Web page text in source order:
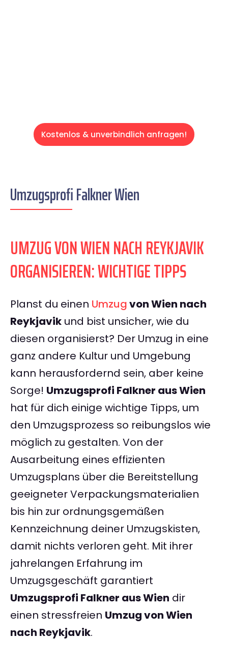
Kostenlos & unverbindlich anfragen!
Umzugsprofi Falkner Wien
UMZUG VON WIEN NACH REYKJAVIK
ORGANISIEREN: WICHTIGE TIPPS
Planst du einen Umzugvon Wien nach
Reykjavik und bist unsicher, wie du
diesen organisierst? Der Umzug in eine
ganz andere Kultur und Umgebung
kann herausfordernd sein, aber keine
Sorge! Umzugsprofi Falkner aus Wien
hat für dich einige wichtige Tipps, um
den Umzugsprozess so reibungslos wie
möglich zu gestalten. Von der
Ausarbeitung eines effizienten
Umzugsplans über die Bereitstellung
geeigneter Verpackungsmaterialien
bis hin zur ordnungsgemäßen
Kennzeichnung deiner Umzugskisten,
damit nichts verloren geht. Mit ihrer
jahrelangen Erfahrung im
Umzugsgeschäft garantiert
Umzugsprofi Falkner aus Wien dir
einen stressfreien Umzug von Wien
nach Reykjavik.